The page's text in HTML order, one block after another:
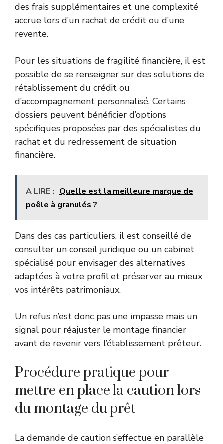
des frais supplémentaires et une complexité
accrue lors d’un rachat de crédit ou d’une
revente.
Pour les situations de fragilité financière, il est
possible de se renseigner sur des solutions de
rétablissement du crédit ou
d’accompagnement personnalisé. Certains
dossiers peuvent bénéficier d’options
spécifiques proposées par des spécialistes du
rachat et du redressement de situation
financière.
A LIRE : Quelle est la meilleure marque de
poêle à granulés ?
Dans des cas particuliers, il est conseillé de
consulter un conseil juridique ou un cabinet
spécialisé pour envisager des alternatives
adaptées à votre profil et préserver au mieux
vos intérêts patrimoniaux.
Un refus n’est donc pas une impasse mais un
signal pour réajuster le montage financier
avant de revenir vers l’établissement prêteur.
Procédure pratique pour
mettre en place la caution lors
du montage du prêt
La demande de caution s’effectue en parallèle